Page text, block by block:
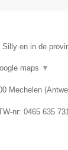
en in de
maps ▼
Mechelen (
nr: 0465 635 731